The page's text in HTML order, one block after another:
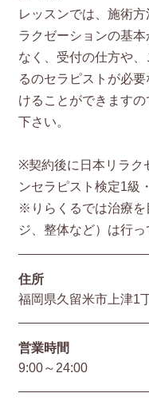
レッスンでは、施術
ラクゼーションの基
なく、受付の仕方や
るのセラピストが必
けることができます
下さい。
※契約後に日本リラク
ンセラピスト検定1級
※りらくるでは治療を
ジ、整体など）は行っ
住所
福岡県久留米市上津1
営業時間
9:00～24:00